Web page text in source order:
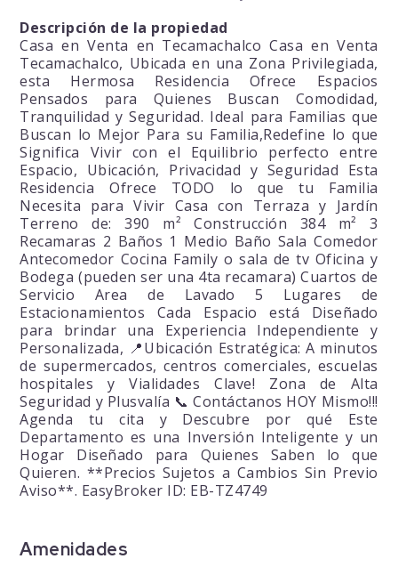
Descripción de la propiedad
Casa en Venta en Tecamachalco Casa en Venta
Tecamachalco, Ubicada en una Zona Privilegiada,
esta Hermosa Residencia Ofrece Espacios
Pensados para Quienes Buscan Comodidad,
Tranquilidad y Seguridad. Ideal para Familias que
Buscan lo Mejor Para su Familia,Redefine lo que
Significa Vivir con el Equilibrio perfecto entre
Espacio, Ubicación, Privacidad y Seguridad Esta
Residencia Ofrece TODO lo que tu Familia
Necesita para Vivir Casa con Terraza y Jardín
Terreno de: 390 m² Construcción 384 m² 3
Recamaras 2 Baños 1 Medio Baño Sala Comedor
Antecomedor Cocina Family o sala de tv Oficina y
Bodega (pueden ser una 4ta recamara) Cuartos de
Servicio Area de Lavado 5 Lugares de
Estacionamientos Cada Espacio está Diseñado
para brindar una Experiencia Independiente y
Personalizada, 📍Ubicación Estratégica: A minutos
de supermercados, centros comerciales, escuelas
hospitales y Vialidades Clave! Zona de Alta
Seguridad y Plusvalía 📞 Contáctanos HOY Mismo!!!
Agenda tu cita y Descubre por qué Este
Departamento es una Inversión Inteligente y un
Hogar Diseñado para Quienes Saben lo que
Quieren. **Precios Sujetos a Cambios Sin Previo
Aviso**. EasyBroker ID: EB-TZ4749
Amenidades